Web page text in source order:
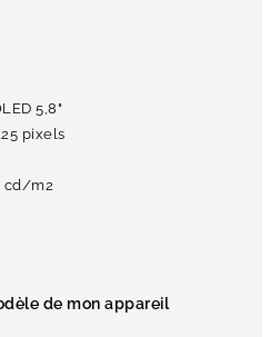
5,8"
pixels
cd/m2
de mon appareil